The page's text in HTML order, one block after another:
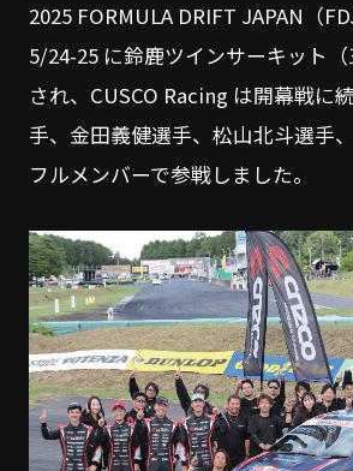
2025 FORMULA DRIFT JAPAN（
5/24-25 に鈴鹿ツインサーキット
され、CUSCO Racing は開幕戦に
手、金田義健選手、松山北斗選手
フルメンバーで参戦しました。